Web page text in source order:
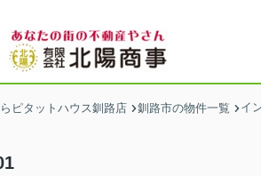
ピタットハウス釧路店 釧路市の物件一覧 イ